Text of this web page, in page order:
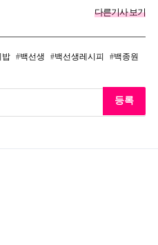
다른기사 보기
밥 백선생 백선생레시피
백종원
등록